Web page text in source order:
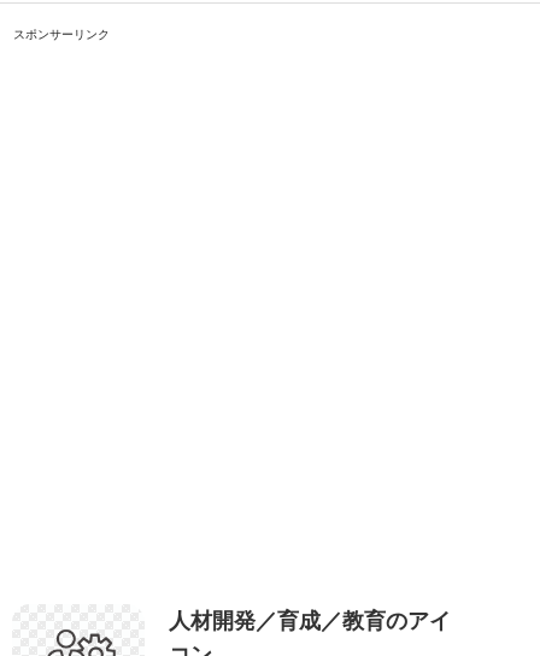
スポンサーリンク
人材開発／育成／教育のアイ